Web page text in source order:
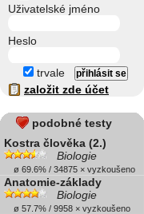
Uživatelské jméno
Heslo
trvale
založit zde účet
podobné testy
Kostra člověka (2.)
Biologie
ø 69.6% / 34875 × vyzkoušeno
Anatomie-základy
Biologie
ø 57.7% / 9958 × vyzkoušeno